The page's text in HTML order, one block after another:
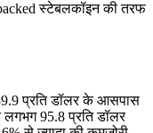
स्टेबलकॉइन की तरफ
प्रति डॉलर के आसपास
लगभग 95.8 प्रति डॉलर